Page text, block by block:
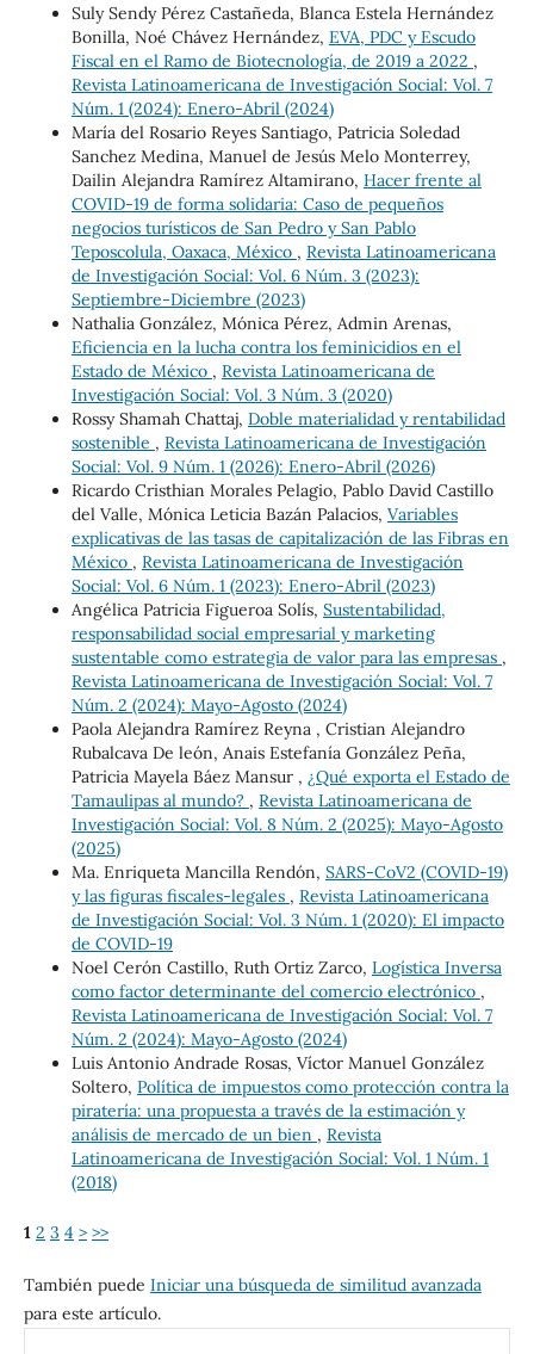
Suly Sendy Pérez Castañeda, Blanca Estela Hernández
Bonilla, Noé Chávez Hernández, EVA, PDC y Escudo
Fiscal en el Ramo de Biotecnología, de 2019 a 2022 ,
Revista Latinoamericana de Investigación Social: Vol. 7
Núm. 1 (2024): Enero-Abril (2024)
María del Rosario Reyes Santiago, Patricia Soledad
Sanchez Medina, Manuel de Jesús Melo Monterrey,
Dailin Alejandra Ramírez Altamirano, Hacer frente al
COVID-19 de forma solidaria: Caso de pequeños
negocios turísticos de San Pedro y San Pablo
Teposcolula, Oaxaca, México , Revista Latinoamericana
de Investigación Social: Vol. 6 Núm. 3 (2023):
Septiembre-Diciembre (2023)
Nathalia González, Mónica Pérez, Admin Arenas,
Eficiencia en la lucha contra los feminicidios en el
Estado de México , Revista Latinoamericana de
Investigación Social: Vol. 3 Núm. 3 (2020)
Rossy Shamah Chattaj, Doble materialidad y rentabilidad
sostenible , Revista Latinoamericana de Investigación
Social: Vol. 9 Núm. 1 (2026): Enero-Abril (2026)
Ricardo Cristhian Morales Pelagio, Pablo David Castillo
del Valle, Mónica Leticia Bazán Palacios, Variables
explicativas de las tasas de capitalización de las Fibras en
México , Revista Latinoamericana de Investigación
Social: Vol. 6 Núm. 1 (2023): Enero-Abril (2023)
Angélica Patricia Figueroa Solís, Sustentabilidad,
responsabilidad social empresarial y marketing
sustentable como estrategia de valor para las empresas ,
Revista Latinoamericana de Investigación Social: Vol. 7
Núm. 2 (2024): Mayo-Agosto (2024)
Paola Alejandra Ramírez Reyna , Cristian Alejandro
Rubalcava De león, Anais Estefanía González Peña,
Patricia Mayela Báez Mansur , ¿Qué exporta el Estado de
Tamaulipas al mundo? , Revista Latinoamericana de
Investigación Social: Vol. 8 Núm. 2 (2025): Mayo-Agosto
(2025)
Ma. Enriqueta Mancilla Rendón, SARS-CoV2 (COVID-19)
y las figuras fiscales-legales , Revista Latinoamericana
de Investigación Social: Vol. 3 Núm. 1 (2020): El impacto
de COVID-19
Noel Cerón Castillo, Ruth Ortiz Zarco, Logística Inversa
como factor determinante del comercio electrónico ,
Revista Latinoamericana de Investigación Social: Vol. 7
Núm. 2 (2024): Mayo-Agosto (2024)
Luis Antonio Andrade Rosas, Víctor Manuel González
Soltero, Política de impuestos como protección contra la
piratería: una propuesta a través de la estimación y
análisis de mercado de un bien , Revista
Latinoamericana de Investigación Social: Vol. 1 Núm. 1
(2018)
1 2 3 4 > >>
También puede Iniciar una búsqueda de similitud avanzada
para este artículo.